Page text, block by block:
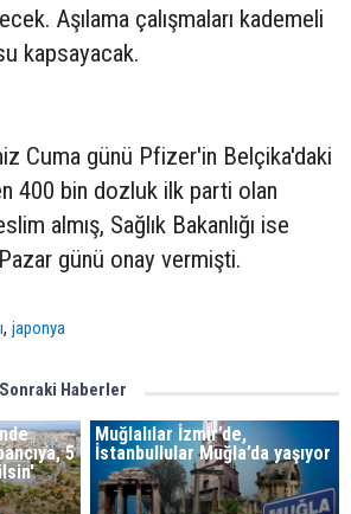
Aşılama çalışmaları kademeli
kapsayacak.
Cuma günü Pfizer'in Belçika'daki
400 bin dozluk ilk parti olan
almış, Sağlık Bakanlığı ise
Pazar günü onay vermişti.
,japonya
Haberler
5
Muğlalılar İzmir’de,
İstanbullular Muğla’da yaşıyor